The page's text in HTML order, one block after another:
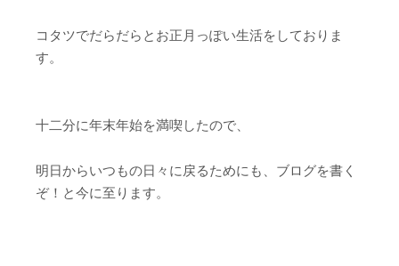
コタツでだらだらとお正月っぽい生活をしておりま
す。
十二分に年末年始を満喫したので、
明日からいつもの日々に戻るためにも、ブログを書く
ぞ！と今に至ります。